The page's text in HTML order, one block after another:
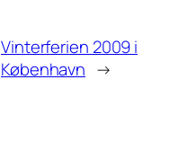
Vinterferien 2009 i
København →